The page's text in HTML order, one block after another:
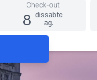
Check-out
8 dissabte
ag.